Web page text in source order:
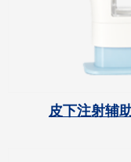
皮下注射辅